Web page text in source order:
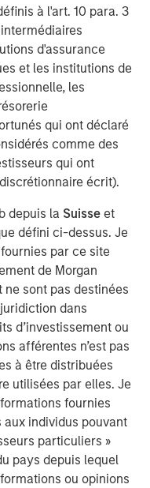
à l'art. 10 para. 3
d'assurance
et les institutions de
les
qui ont déclaré
comme des
qui ont
écrit).
depuis la Suisse et
défini ci-dessus. Je
par ce site
de Morgan
sont pas destinées
dans
d’investissement ou
afférentes n’est pas
à être distribuées
utilisées par elles. Je
fournies
individus pouvant
particuliers »
pays depuis lequel
ou opinions
a disciplined
analysis and
that the best
is through
downside
game in town
behind
discrète